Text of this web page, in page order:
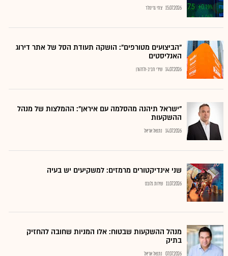
15.07.2026 צחי גרינולד
"הביצועים מטורפים": הושקה תעודת הסל של אתר דירוג
האנליסטים
14.07.2026 שירי חביב-ולדהורן
"ישראל תיהנה מהסלמה עם איראן": ההמלצות של מנהל
ההשקעות
14.07.2026 נתנאל אריאל
שני אינדיקטורים מרמזים: למשקיעים יש בעיה
11.07.2026 שירות גלובס
מנהל ההשקעות שבטוח: אלו המניות שחובה להחזיק
בתיק
07.07.2026 נתנאל אריאל